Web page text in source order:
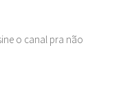
o canal pra não